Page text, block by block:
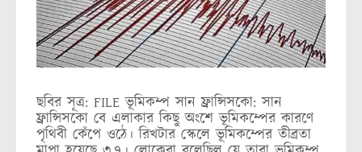
ছবির সূত্র: FILE ভূমিকম্প সান ফ্রান্সিসকো: সান
ফ্রান্সিসকো বে এলাকার কিছু অংশে ভূমিকম্পের কারণে
পৃথিবী কেঁপে ওঠে। রিখটার স্কেলে ভূমিকম্পের তীব্রতা